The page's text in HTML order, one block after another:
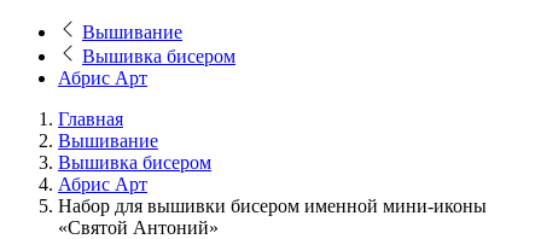
Вышивание
Вышивка бисером
Абрис Арт
Главная
Вышивание
Вышивка бисером
Абрис Арт
Набор для вышивки бисером именной мини-иконы
«Святой Антоний»